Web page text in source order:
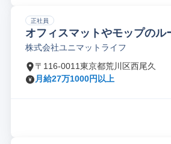
正社員
オフィスマットやモップのル
株式会社ユニマットライフ
〒116-0011東京都荒川区西尾久
月給27万1000円以上